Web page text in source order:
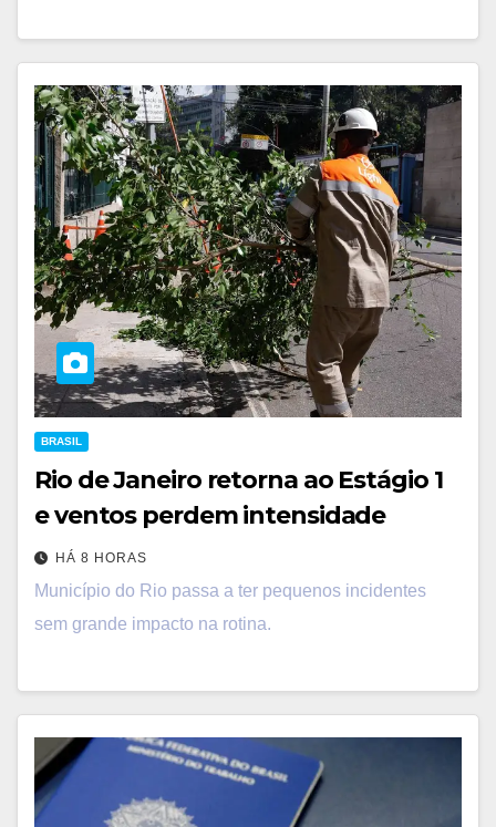
BRASIL
Rio de Janeiro retorna ao Estágio 1
e ventos perdem intensidade
HÁ 8 HORAS
Município do Rio passa a ter pequenos incidentes
sem grande impacto na rotina.